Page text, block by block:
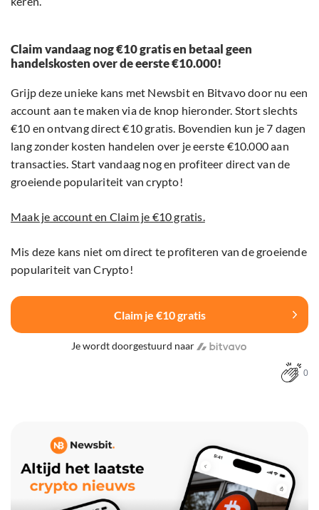
Claim vandaag nog €10 gratis en betaal geen
handelskosten over de eerste €10.000!
Grijp deze unieke kans met Newsbit en Bitvavo door nu een
account aan te maken via de knop hieronder. Stort slechts
€10 en ontvang direct €10 gratis. Bovendien kun je 7 dagen
lang zonder kosten handelen over je eerste €10.000 aan
transacties. Start vandaag nog en profiteer direct van de
groeiende populariteit van crypto!
Maak je account en Claim je €10 gratis.
Mis deze kans niet om direct te profiteren van de groeiende
populariteit van Crypto!
Claim je €10 gratis
Je wordt doorgestuurd naar
0